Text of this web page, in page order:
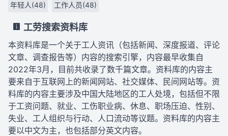
年轻人(48) 工作人员(48)
工劳搜索资料库
本资料库是一个关于工人资讯（包括新闻、深度报道、评论
文章、调查报告等）内容的搜索引擎，内容最早收集自
2022年3月，目前共收录了数千篇文章。资料库的内容主
要来自于互联网上的新闻网站、社交媒体、民间网站等。资
料库的内容主要涉及中国大陆地区的工人处境，包括但不限
于工资问题、就业、工伤职业病、休息、职场压迫、性别、
失业、工人组织与行动、人口流动等议题。资料库的内容主
要以中文为主，也包括部分英文内容。